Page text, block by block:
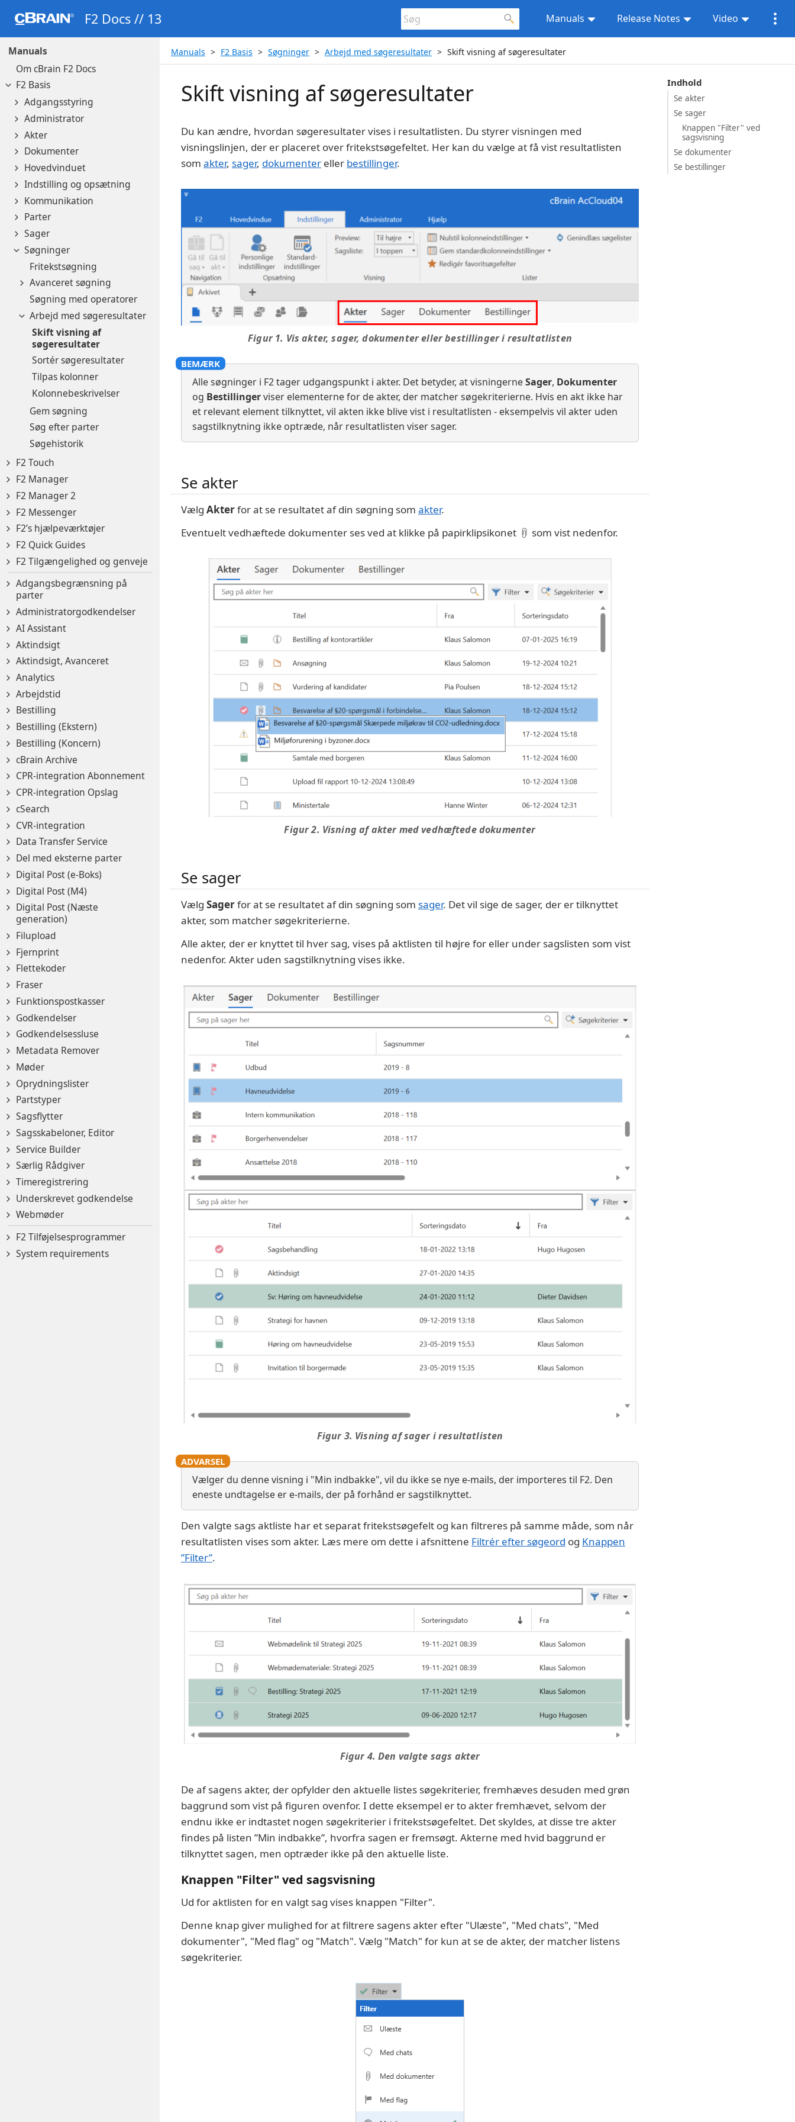
F2 Docs // 13 Manuals Release Notes Video
Manuals
Om cBrain F2 Docs
F2 Basis
Adgangsstyring
Administrator
Akter
Dokumenter
Hovedvinduet
Indstilling og opsætning
Kommunikation
Parter
Sager
Søgninger
Fritekstsøgning
Avanceret søgning
Søgning med operatorer
Arbejd med søgeresultater
Skift visning af
søgeresultater
Sortér søgeresultater
Tilpas kolonner
Kolonnebeskrivelser
Gem søgning
Søg efter parter
Søgehistorik
F2 Touch
F2 Manager
F2 Manager 2
F2 Messenger
F2’s hjælpeværktøjer
F2 Quick Guides
F2 Tilgængelighed og genveje
Adgangsbegrænsning på
parter
Administratorgodkendelser
AI Assistant
Aktindsigt
Aktindsigt, Avanceret
Analytics
Arbejdstid
Bestilling
Bestilling (Ekstern)
Bestilling (Koncern)
cBrain Archive
CPR-integration Abonnement
CPR-integration Opslag
cSearch
CVR-integration
Data Transfer Service
Del med eksterne parter
Digital Post (e-Boks)
Digital Post (M4)
Digital Post (Næste
generation)
Filupload
Fjernprint
Flettekoder
Fraser
Funktionspostkasser
Godkendelser
Godkendelsessluse
Metadata Remover
Møder
Oprydningslister
Partstyper
Sagsflytter
Sagsskabeloner, Editor
Service Builder
Særlig Rådgiver
Timeregistrering
Underskrevet godkendelse
Webmøder
F2 Tilføjelsesprogrammer
System requirements
Manuals F2 Basis Søgninger Arbejd med søgeresultater Skift visning af søgeresultater
Indhold
Se akter
Se sager
Knappen "Filter" ved
sagsvisning
Se dokumenter
Se bestillinger
Skift visning af søgeresultater
Du kan ændre, hvordan søgeresultater vises i resultatlisten. Du styrer visningen med
visningslinjen, der er placeret over fritekstsøgefeltet. Her kan du vælge at få vist resultatlisten
som akter, sager, dokumenter eller bestillinger.
Figur 1. Vis akter, sager, dokumenter eller bestillinger i resultatlisten
Alle søgninger i F2 tager udgangspunkt i akter. Det betyder, at visningerneSager, Dokumenter
og Bestillingerviser elementerne for de akter, der matcher søgekriterierne. Hvis en akt ikke har
et relevant element tilknyttet, vil akten ikke blive vist i resultatlisten - eksempelvis vil akter uden
sagstilknytning ikke optræde, når resultatlisten viser sager.
Se akter
Vælg Akterfor at se resultatet af din søgning som akter.
Eventuelt vedhæftede dokumenter ses ved at klikke på papirklipsikonet
som vist nedenfor.
Figur 2. Visning af akter med vedhæftede dokumenter
Se sager
Vælg Sagerfor at se resultatet af din søgning som sager. Det vil sige de sager, der er tilknyttet
akter, som matcher søgekriterierne.
Alle akter, der er knyttet til hver sag, vises på aktlisten til højre for eller under sagslisten som vist
nedenfor. Akter uden sagstilknytning vises ikke.
Figur 3. Visning af sager i resultatlisten
Vælger du denne visning i "Min indbakke", vil du ikke se nye e-mails, der importeres til F2. Den
eneste undtagelse er e-mails, der på forhånd er sagstilknyttet.
Den valgte sags aktliste har et separat fritekstsøgefelt og kan filtreres på samme måde, som når
resultatlisten vises som akter. Læs mere om dette i afsnittene Filtrér efter søgeord og Knappen
”Filter”.
Figur 4. Den valgte sags akter
De af sagens akter, der opfylder den aktuelle listes søgekriterier, fremhæves desuden med grøn
baggrund som vist på figuren ovenfor. I dette eksempel er to akter fremhævet, selvom der
endnu ikke er indtastet nogen søgekriterier i fritekstsøgefeltet. Det skyldes, at disse tre akter
findes på listen ”Min indbakke”, hvorfra sagen er fremsøgt. Akterne med hvid baggrund er
tilknyttet sagen, men optræder ikke på den aktuelle liste.
Knappen "Filter" ved sagsvisning
Ud for aktlisten for en valgt sag vises knappen "Filter".
Denne knap giver mulighed for at filtrere sagens akter efter "Ulæste", "Med chats", "Med
dokumenter", "Med flag" og "Match". Vælg "Match" for kun at se de akter, der matcher listens
søgekriterier.